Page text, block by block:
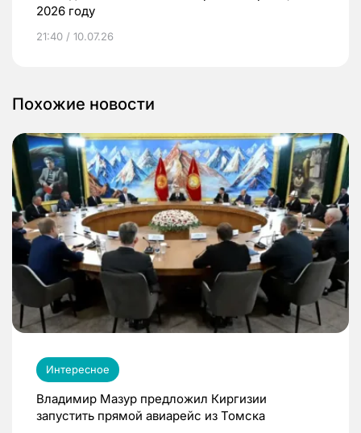
2026 году
21:40 / 10.07.26
Похожие новости
Интересное
Владимир Мазур предложил Киргизии
запустить прямой авиарейс из Томска